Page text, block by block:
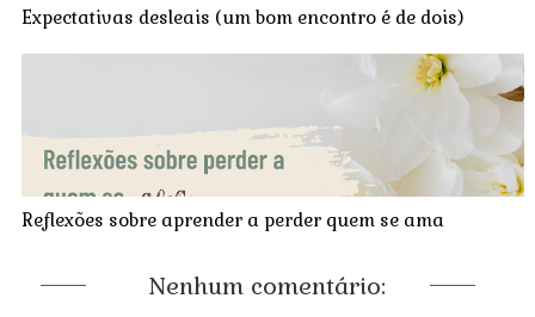
Expectativas desleais (um bom encontro é de dois)
Reflexões sobre aprender a perder quem se ama
Nenhum comentário: